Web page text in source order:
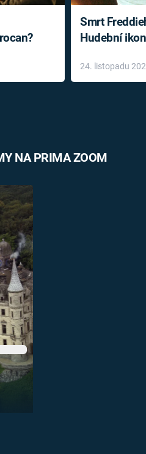
Smrt
Hudební
léky
24. listopadu
NA PRIMA ZOOM